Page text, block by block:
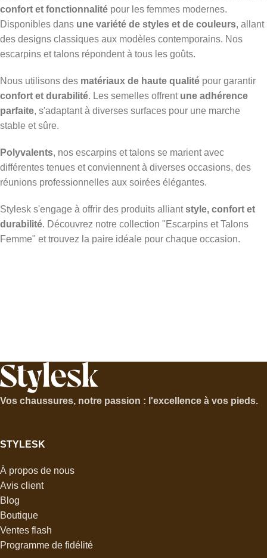
confort et fonctionnalité pour les femmes modernes.
Disponibles dans une variété de styles et de couleurs, allant
des designs classiques aux modèles contemporains. Nos
escarpins et talons répondent à tous les goûts.
Nous utilisons des matériaux de haute qualité pour garantir
confort et durabilité. Les semelles offrent une adhérence
parfaite, s'adaptant à diverses surfaces pour une marche
stable et sûre.
Polyvalents, nos escarpins et talons se marient avec
différentes tenues et conviennent à diverses occasions, des
réunions professionnelles aux soirées élégantes.
Stylesk s'engage à offrir des produits alliantstyle, confort et
durabilité. Découvrez notre collection "Escarpins et Talons
Femme" et trouvez la paire idéale pour chaque occasion.
Vos chaussures, notre passion : l'excellence à vos pieds.
STYLESK
À propos de nous
Avis client
Blog
Boutique
Ventes flash
Programme de fidélité